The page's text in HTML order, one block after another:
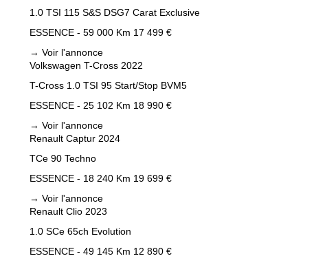
1.0 TSI 115 S&S DSG7 Carat Exclusive
ESSENCE - 59 000 Km 17 499 €
→ Voir l'annonce
Volkswagen T-Cross 2022
T-Cross 1.0 TSI 95 Start/Stop BVM5
ESSENCE - 25 102 Km 18 990 €
→ Voir l'annonce
Renault Captur 2024
TCe 90 Techno
ESSENCE - 18 240 Km 19 699 €
→ Voir l'annonce
Renault Clio 2023
1.0 SCe 65ch Evolution
ESSENCE - 49 145 Km 12 890 €